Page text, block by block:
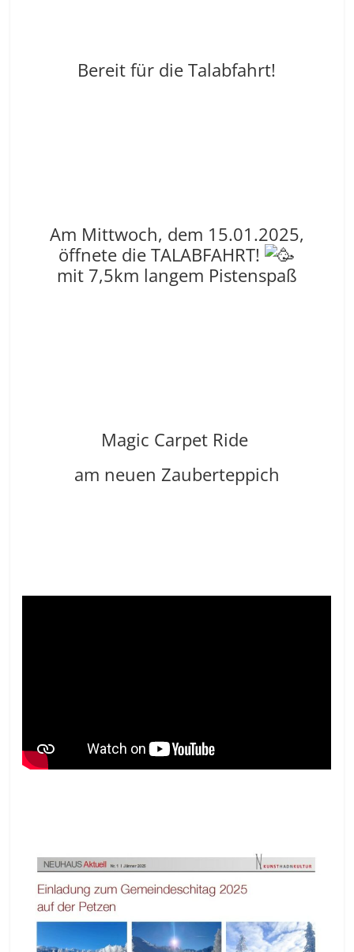
Bereit für die Talabfahrt!
Am Mittwoch, dem 15.01.2025,
öffnete die TALABFAHRT!
mit 7,5km langem Pistenspaß
Magic Carpet Ride
am neuen Zauberteppich